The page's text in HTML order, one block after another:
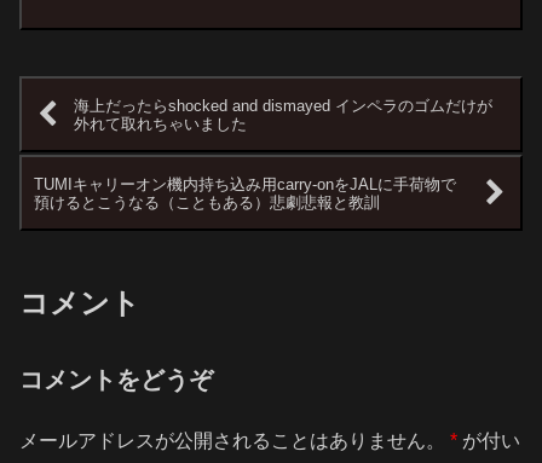
海上だったらshocked and dismayed インペラのゴムだけが
外れて取れちゃいました
TUMIキャリーオン機内持ち込み用carry-onをJALに手荷物で
預けるとこうなる（こともある）悲劇悲報と教訓
コメント
コメントをどうぞ
メールアドレスが公開されることはありません。 * が付い